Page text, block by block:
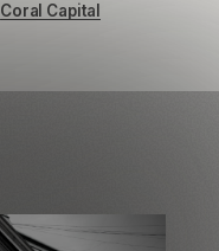
Coral Capital